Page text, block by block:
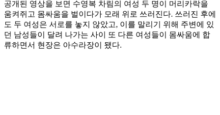
공개된 영상을 보면 수영복 차림의 여성 두 명이 머리카락을
움켜쥐고 몸싸움을 벌이다가 모래 위로 쓰러진다. 쓰러진 후에
도 두 여성은 서로를 놓지 않았고, 이를 말리기 위해 주변에 있
던 남성들이 달려 나가는 사이 또 다른 여성들이 몸싸움에 합
류하면서 현장은 아수라장이 됐다.